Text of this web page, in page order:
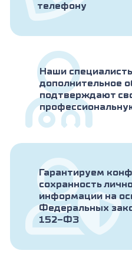
телефону
Наши
дополнительное
подтверждают
Гарантируем
сохранность
информации на
Федеральных
152-ФЗ